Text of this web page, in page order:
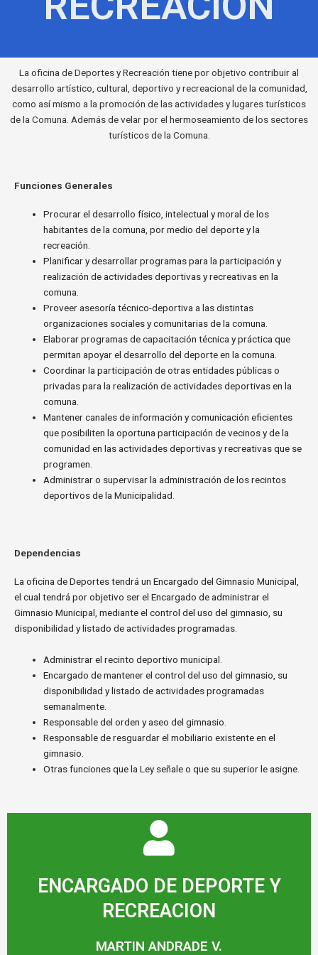
La oficina de Deportes y Recreación tiene por objetivo contribuir al
desarrollo artístico, cultural, deportivo y recreacional de la comunidad,
como así mismo a la promoción de las actividades y lugares turísticos
de la Comuna. Además de velar por el hermoseamiento de los sectores
turísticos de la Comuna.
Funciones Generales
Procurar el desarrollo físico, intelectual y moral de los
habitantes de la comuna, por medio del deporte y la
recreación.
Planificar y desarrollar programas para la participación y
realización de actividades deportivas y recreativas en la
comuna.
Proveer asesoría técnico-deportiva a las distintas
organizaciones sociales y comunitarias de la comuna.
Elaborar programas de capacitación técnica y práctica que
permitan apoyar el desarrollo del deporte en la comuna.
Coordinar la participación de otras entidades públicas o
privadas para la realización de actividades deportivas en la
comuna.
Mantener canales de información y comunicación eficientes
que posibiliten la oportuna participación de vecinos y de la
comunidad en las actividades deportivas y recreativas que se
programen.
Administrar o supervisar la administración de los recintos
deportivos de la Municipalidad.
Dependencias
La oficina de Deportes tendrá un Encargado del Gimnasio Municipal,
el cual tendrá por objetivo ser el Encargado de administrar el
Gimnasio Municipal, mediante el control del uso del gimnasio, su
disponibilidad y listado de actividades programadas.
Administrar el recinto deportivo municipal.
Encargado de mantener el control del uso del gimnasio, su
disponibilidad y listado de actividades programadas
semanalmente.
Responsable del orden y aseo del gimnasio.
Responsable de resguardar el mobiliario existente en el
gimnasio.
Otras funciones que la Ley señale o que su superior le asigne.
ENCARGADO DE DEPORTE Y
RECREACION
MARTIN ANDRADE V.